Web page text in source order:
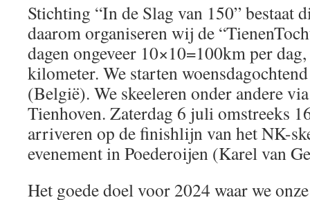
Stichting “In de Slag van 150” bestaat
daarom organiseren wij de
dagen ongeveer 10×10=100km per
kilometer. We starten
(België). We skeeleren onder andere
Tienhoven. Zaterdag 6 juli omstreeks
arriveren op de finishlijn van het NK-
evenement in Poederoijen (Karel van
Het goede doel voor 2024 waar we